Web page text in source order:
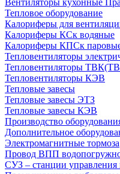
Вентиляторы кухонные
Тепловое оборудование
Калориферы для
Калориферы КСк водяные
Калориферы КПСк
Тепловентиляторы
Тепловентиляторы
Тепловентиляторы КЭВ
Тепловые завесы
Тепловые завесы ЭТЗ
Тепловые завесы КЭВ
Производство
Дополнительное
Электромагнитные тормоза
Провод ВПП
СУЗ – станции управления